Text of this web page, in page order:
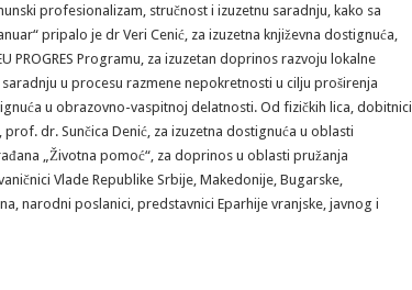
profesionalizam, stručnost i izuzetnu saradnju, kako sa
pripalo je dr Veri Cenić, za izuzetna književna dostignuća,
PROGRES Programu, za izuzetan doprinos razvoju lokalne
u procesu razmene nepokretnosti u cilju proširenja
u obrazovno-vaspitnoj delatnosti. Od fizičkih lica, dobitnici
dr. Sunčica Denić, za izuzetna dostignuća u oblasti
„Životna pomoć“, za doprinos u oblasti pružanja
Vlade Republike Srbije, Makedonije, Bugarske,
narodni poslanici, predstavnici Eparhije vranjske, javnog i